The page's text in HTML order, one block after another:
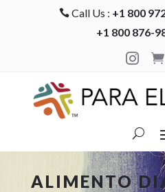
 Call Us : +1 800
+1 800 876-


ALIMENTO